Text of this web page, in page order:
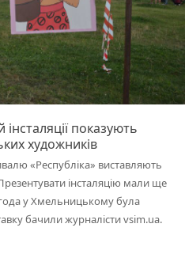
інсталяції показують
художників
«Республіка» виставляють
інсталяцію мали ще
у Хмельницькому була
бачили журналісти vsim.ua.